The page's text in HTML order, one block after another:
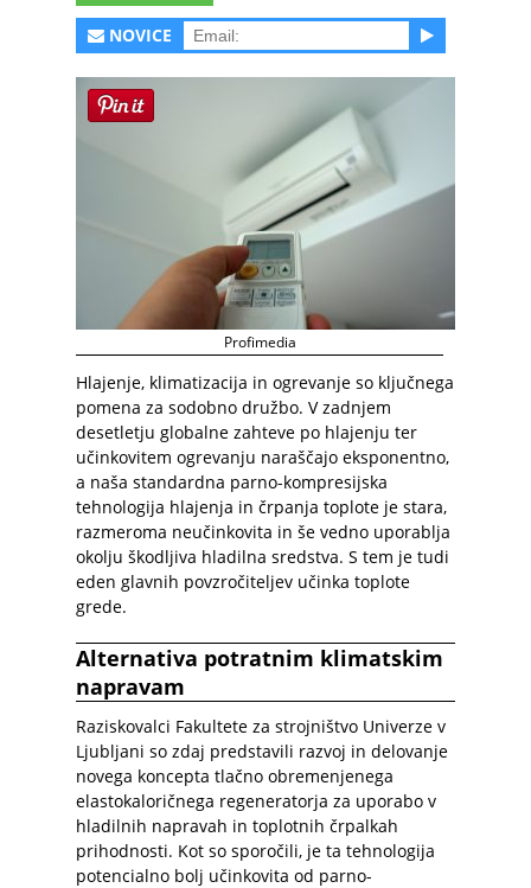
NOVICE
Profimedia
Hlajenje, klimatizacija in ogrevanje so ključnega
pomena za sodobno družbo. V zadnjem
desetletju globalne zahteve po hlajenju ter
učinkovitem ogrevanju naraščajo eksponentno,
a naša standardna parno-kompresijska
tehnologija hlajenja in črpanja toplote je stara,
razmeroma neučinkovita in še vedno uporablja
okolju škodljiva hladilna sredstva. S tem je tudi
eden glavnih povzročiteljev učinka toplote
grede.
Alternativa potratnim klimatskim
napravam
Raziskovalci Fakultete za strojništvo Univerze v
Ljubljani so zdaj predstavili razvoj in delovanje
novega koncepta tlačno obremenjenega
elastokaloričnega regeneratorja za uporabo v
hladilnih napravah in toplotnih črpalkah
prihodnosti. Kot so sporočili, je ta tehnologija
potencialno bolj učinkovita od parno-